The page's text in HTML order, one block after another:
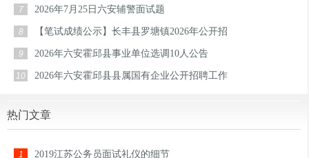
7 2026年7月25日六安辅警面试题
8 【笔试成绩公示】长丰县罗塘镇2026年公开招
9 2026年六安霍邱县事业单位选调10人公告
10 2026年六安霍邱县县属国有企业公开招聘工作
热门文章
1 2019江苏公务员面试礼仪的细节